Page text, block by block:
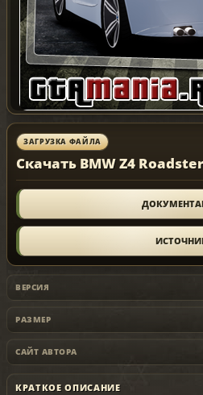
ЗАГРУЗКА ФАЙЛА
Скачать BMW Z4
ВЕРСИЯ
РАЗМЕР
САЙТ АВТОРА
КРАТКОЕ ОПИСАНИЕ